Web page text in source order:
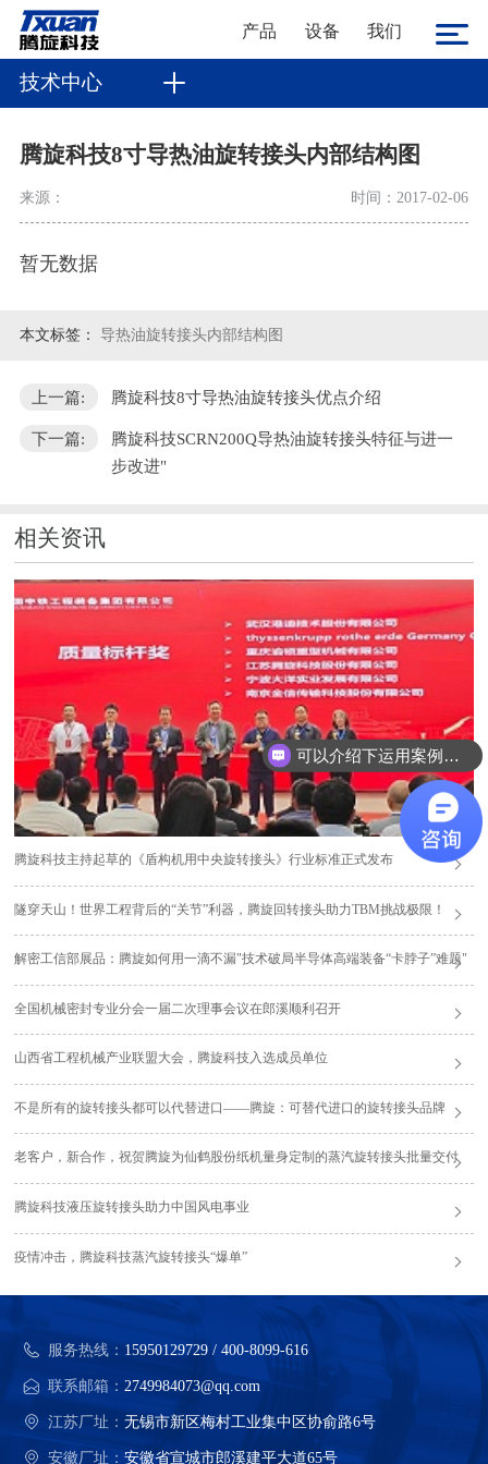
产品 设备 我们
技术中心
腾旋科技8寸导热油旋转接头内部结构图
来源： 时间：2017-02-06
暂无数据
本文标签： 导热油旋转接头内部结构图
上一篇: 腾旋科技8寸导热油旋转接头优点介绍
下一篇:
腾旋科技SCRN200Q导热油旋转接头特征与进一
步改进"
相关资讯
腾旋科技主持起草的《盾构机用中央旋转接头》行业标准正式发布
隧穿天山！世界工程背后的“关节”利器，腾旋回转接头助力TBM挑战极限！
解密工信部展品：腾旋如何用一滴不漏"技术破局半导体高端装备“卡脖子”难题"
全国机械密封专业分会一届二次理事会议在郎溪顺利召开
山西省工程机械产业联盟大会，腾旋科技入选成员单位
不是所有的旋转接头都可以代替进口——腾旋：可替代进口的旋转接头品牌
老客户，新合作，祝贺腾旋为仙鹤股份纸机量身定制的蒸汽旋转接头批量交付
腾旋科技液压旋转接头助力中国风电事业
疫情冲击，腾旋科技蒸汽旋转接头“爆单”
服务热线： 15950129729 / 400-8099-616
联系邮箱： 2749984073@qq.com
江苏厂址：无锡市新区梅村工业集中区协俞路6号
安徽厂址：安徽省宣城市郎溪建平大道65号
可以介绍下运用案例么？